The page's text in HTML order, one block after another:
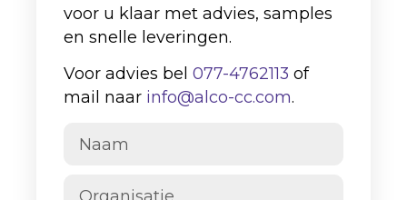
voor u klaar met advies, samples
en snelle leveringen.
Voor advies bel 077-4762113 of
mail naar info@alco-cc.com.